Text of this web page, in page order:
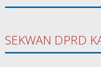
SEKWAN DPRD